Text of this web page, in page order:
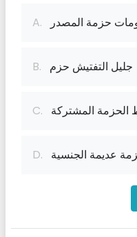
A. حزمة المصدر
B. جليل التفتيش حزم
C. الحزمة المشتركة
D. عديمة الجنسية